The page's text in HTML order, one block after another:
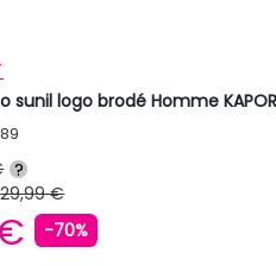
sunil logo brodé Homme
?
29,99 €
€ -70%